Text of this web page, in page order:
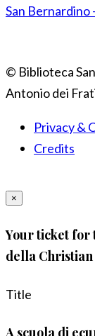
San Bernardino
© Biblioteca
Antonio dei
Privacy &
Credits
×
Your ticket for
della Christian
Title
A scuola di